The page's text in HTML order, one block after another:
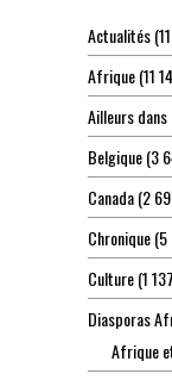
Actualités
Afrique(11
Ailleurs dans
Belgique(3
Canada(2
Chronique(5
Culture(1
Diasporas
Afrique